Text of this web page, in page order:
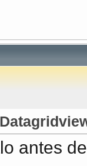
antes